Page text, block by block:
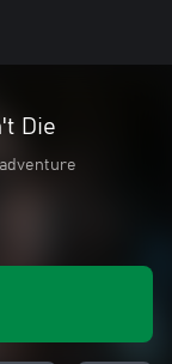
Die